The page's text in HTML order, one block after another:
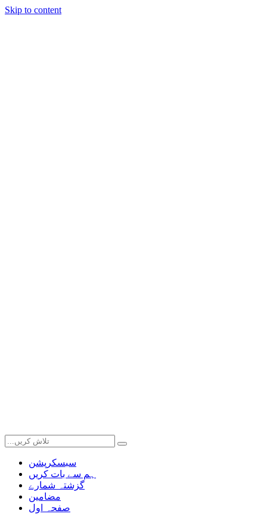
Skip to content
سبسکرپشن
ہم سے بات کریں
گزشتہ شمارے
مضامین
صفحہ اول